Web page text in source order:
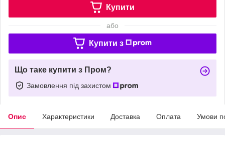
Купити
або
Купити з
Що таке купити з Пром?
Замовлення під захистом
Опис Характеристики Доставка Оплата Умови